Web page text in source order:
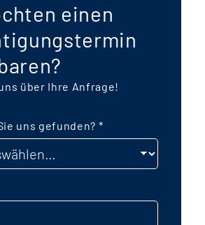
einen
über Ihre Anfrage!
uns gefunden? *